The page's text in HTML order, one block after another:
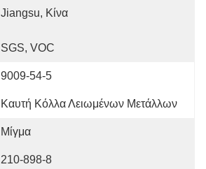
Jiangsu, Κίνα
SGS, VOC
9009-54-5
Καυτή Κόλλα Λειωμένων Μετάλλων
Μίγμα
210-898-8